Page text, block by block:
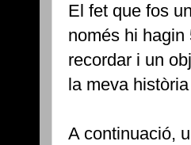
El fet que fos
només hi
recordar i un
la meva
A continuació,